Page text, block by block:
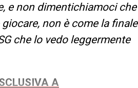
e non dimentichiamoci che
non è come la finale
che lo vedo leggermente
A